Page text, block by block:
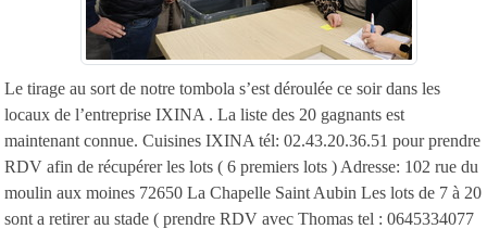
Le tirage au sort de notre tombola s’est déroulée ce soir dans les
locaux de l’entreprise IXINA . La liste des 20 gagnants est
maintenant connue. Cuisines IXINA tél: 02.43.20.36.51 pour prendre
RDV afin de récupérer les lots ( 6 premiers lots ) Adresse: 102 rue du
moulin aux moines 72650 La Chapelle Saint Aubin Les lots de 7 à 20
sont a retirer au stade ( prendre RDV avec Thomas tel : 0645334077